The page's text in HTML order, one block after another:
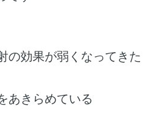
の効果が弱くなってきた
あきらめている